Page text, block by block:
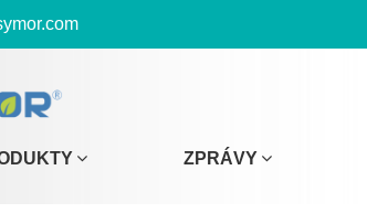
ZPRÁVY